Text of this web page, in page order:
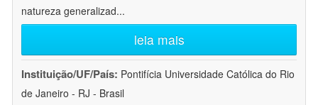
natureza generalizad...
leia mais
Instituição/UF/País: Pontifícia Universidade Católica do Rio
de Janeiro - RJ - Brasil